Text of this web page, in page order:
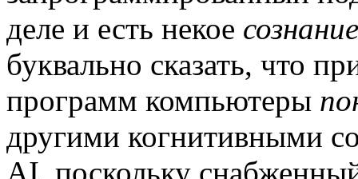
деле и есть некое
буквально сказать, что
программ компьютеры
другими когнитивными